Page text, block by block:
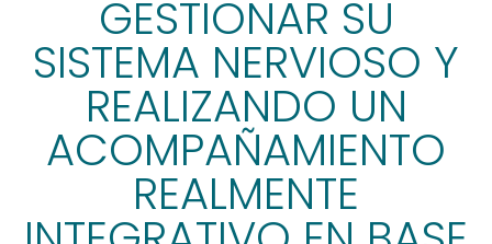
GESTIONAR SU
SISTEMA NERVIOSO Y
REALIZANDO UN
ACOMPAÑAMIENTO
REALMENTE